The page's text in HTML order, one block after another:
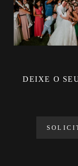
DEIXE O